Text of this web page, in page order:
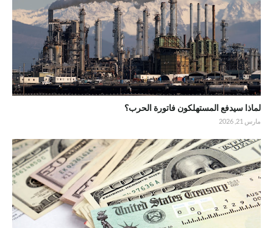
لماذا سيدفع المستهلكون فاتورة الحرب؟
مارس 21, 2026